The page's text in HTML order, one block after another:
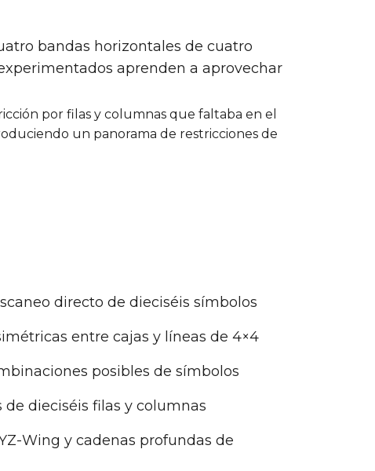
bandas horizontales de cuatro
aprenden a aprovechar
por filas y columnas que faltaba en el
un panorama de restricciones de
directo de dieciséis símbolos
entre cajas y líneas de 4×4
posibles de símbolos
dieciséis filas y columnas
Wing y cadenas profundas de